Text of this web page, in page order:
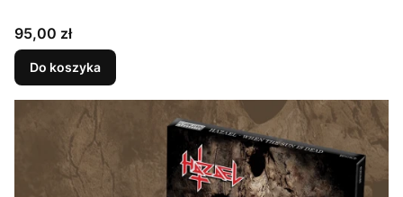
Cena
95,00 zł
Do koszyka